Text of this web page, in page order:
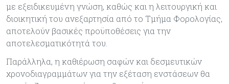
με εξειδικευμένη γνώση, καθώς και η λειτουργική και
διοικητική του ανεξαρτησία από το Τμήμα Φορολογίας,
αποτελούν βασικές προϋποθέσεις για την
αποτελεσματικότητά του.
Παράλληλα, η καθιέρωση σαφών και δεσμευτικών
χρονοδιαγραμμάτων για την εξέταση ενστάσεων θα